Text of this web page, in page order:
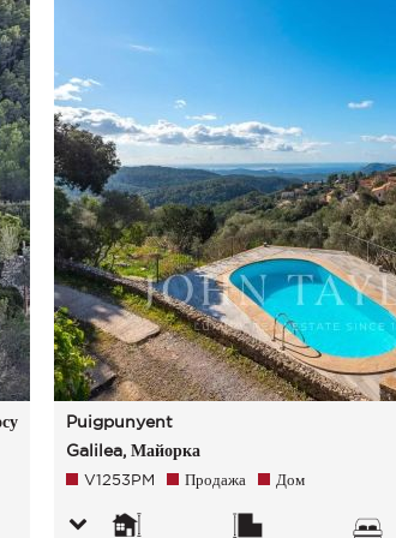
Puigpunyent
Galilea, Майорка
V1253PM Продажа Дом